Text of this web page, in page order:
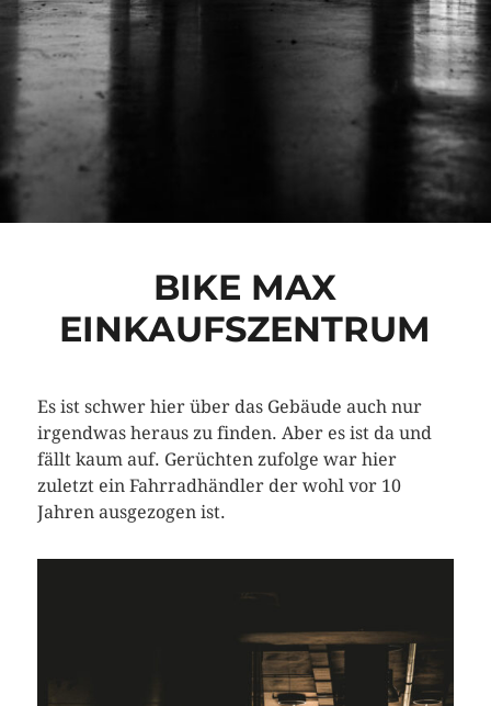
BIKE MAX
EINKAUFSZENTRUM
Es ist schwer hier über das Gebäude auch nur
irgendwas heraus zu finden. Aber es ist da und
fällt kaum auf. Gerüchten zufolge war hier
zuletzt ein Fahrradhändler der wohl vor 10
Jahren ausgezogen ist.